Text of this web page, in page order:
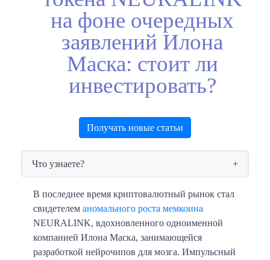
на фоне очередных
заявлений Илона
Маска: стоит ли
инвестировать?
Получать новые статьи
Что узнаете?
В последнее время криптовалютный рынок стал
свидетелем аномального роста мемкоина
NEURALINK, вдохновленного одноименной
компанией Илона Маска, занимающейся
разработкой нейрочипов для мозга. Импульсный